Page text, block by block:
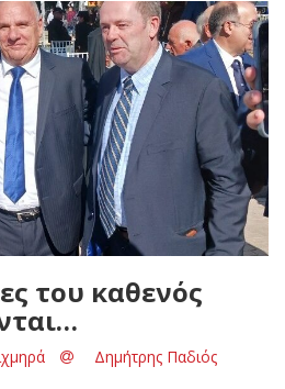
του καθενός
Δημήτρης Παδιός